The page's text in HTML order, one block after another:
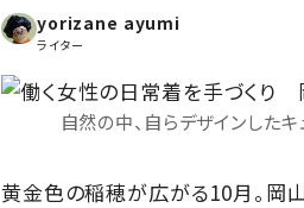
yorizane ayumi
ライター
自然の中、自らデザインした
黄金色の稲穂が広がる10月。岡